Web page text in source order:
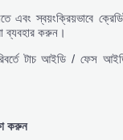
এবং স্বয়ংক্রিয়ভাবে
ব্যবহার করুন।
টাচ আইডি / ফেস
করুন